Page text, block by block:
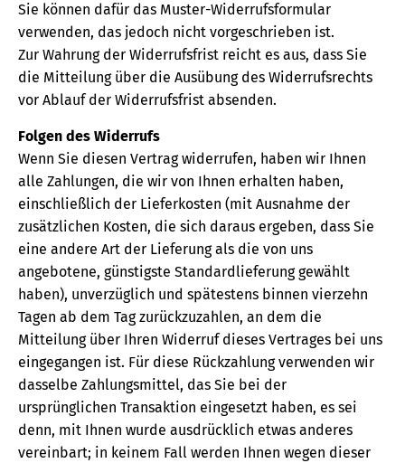
Sie können dafür das Muster-Widerrufsformular
verwenden, das jedoch nicht vorgeschrieben ist.
Zur Wahrung der Widerrufsfrist reicht es aus, dass Sie
die Mitteilung über die Ausübung des Widerrufsrechts
vor Ablauf der Widerrufsfrist absenden.
Folgen des Widerrufs
Wenn Sie diesen Vertrag widerrufen, haben wir Ihnen
alle Zahlungen, die wir von Ihnen erhalten haben,
einschließlich der Lieferkosten (mit Ausnahme der
zusätzlichen Kosten, die sich daraus ergeben, dass Sie
eine andere Art der Lieferung als die von uns
angebotene, günstigste Standardlieferung gewählt
haben), unverzüglich und spätestens binnen vierzehn
Tagen ab dem Tag zurückzuzahlen, an dem die
Mitteilung über Ihren Widerruf dieses Vertrages bei uns
eingegangen ist. Für diese Rückzahlung verwenden wir
dasselbe Zahlungsmittel, das Sie bei der
ursprünglichen Transaktion eingesetzt haben, es sei
denn, mit Ihnen wurde ausdrücklich etwas anderes
vereinbart; in keinem Fall werden Ihnen wegen dieser